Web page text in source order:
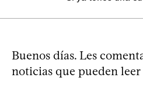
Buenos días. Les
noticias que pueden leer